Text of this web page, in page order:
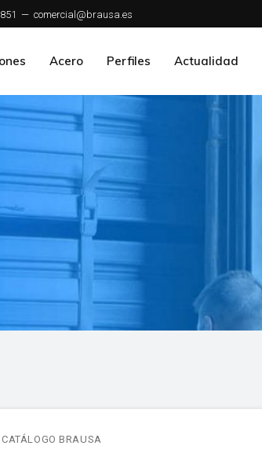
— comercial@brausa.es
Integral
Productivos
Técnica
Acero Perfiles Actualidad
CATÁLOGO BRAUSA